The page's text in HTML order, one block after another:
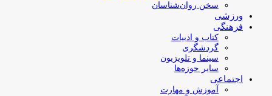
سخن روان‌شناسان
ورزشی
فرهنگی
کتاب و ادبیات
گردشگری
سینما و تلویزیون
سایر حوزه‌ها
اجتماعی
آموزش و مهارت